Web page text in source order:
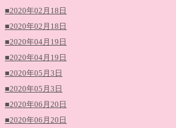
■2020年02月18日
■2020年02月18日
■2020年04月19日
■2020年04月19日
■2020年05月3日
■2020年05月3日
■2020年06月20日
■2020年06月20日